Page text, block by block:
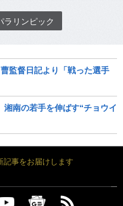
ラリンピック
監督日記より「戦った選手
南の若手を伸ばす“チョウイ
記事をお届けします